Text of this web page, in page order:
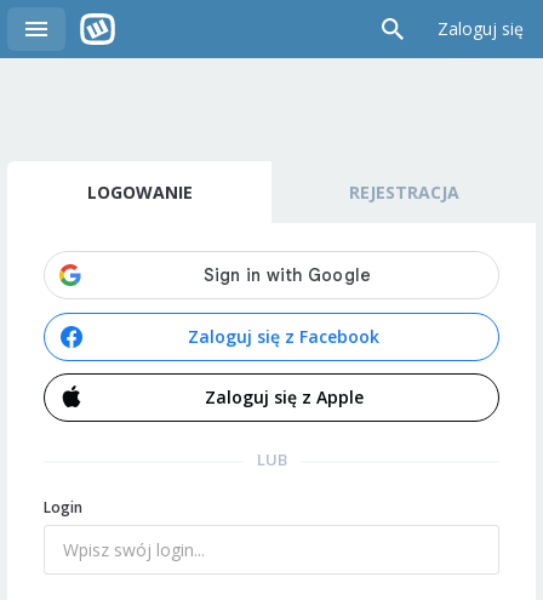
Zaloguj się
LOGOWANIE REJESTRACJA
Zaloguj się z Facebook
Zaloguj się z Apple
LUB
Login